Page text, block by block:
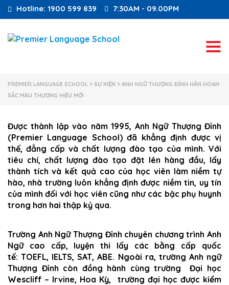
7:30AM - 09.00PM
Hotline: 1900 599 839
PREMIER LANGUAGE SCHOOL > SỰ KIỆN > ANH NGỮ THƯỢNG ĐỈNH HÂN HOAN
SẮC MÀU THƯƠNG HIỆU MỚI
Được thành lập vào năm 1995, Anh Ngữ Thượng Đỉnh
(Premier Language School)đã khẳng định được vị
thế, đẳng cấp và chất lượng đào tạo của mình. Với
tiêu chí, chất lượng đào tạo đặt lên hàng đầu, lấy
thành tích và kết quả cao của học viên làm niềm tự
hào, nhà trường luôn khẳng định được niềm tin, uy tín
của mình đối với học viên cũng như các bậc phụ huynh
trong hơn hai thập kỷ qua.
Trường Anh Ngữ Thượng Đỉnh chuyên chương trình Anh
Ngữ cao cấp, luyện thi lấy các bằng cấp quốc
tế:TOEFL, IELTS, SAT, ABE. Ngoài ra, trường Anh ngữ
Thượng Đỉnh còn đồng hành cùng trường
Đại học
Wescliff – Irvine, Hoa Kỳ, trường đại học được kiểm